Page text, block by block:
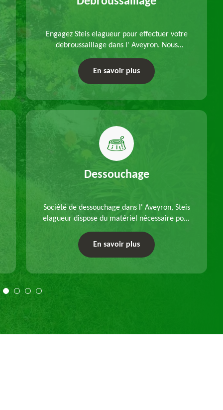
Engagez Steis elagueur pour effectuer votre
debroussaillage dans l' Aveyron. Nous
en fonction des caractéristiques du site.
Déplacements offerts.
En savoir plus
Dessouchage
Société de dessouchage dans l' Aveyron, Steis
elagueur dispose du matériel nécessaire pour
un dessouchage manuel ou mécanique.
Travail selon les règles de l'art.
En savoir plus